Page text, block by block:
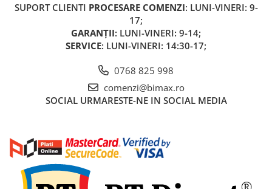
SUPORT CLIENTI PROCESARE COMENZI: LUNI-VINERI: 9-
17;
GARANȚII: LUNI-VINERI: 9-14;
SERVICE: LUNI-VINERI: 14:30-17;
0768 825 998
comenzi@bimax.ro
SOCIAL URMARESTE-NE IN SOCIAL MEDIA